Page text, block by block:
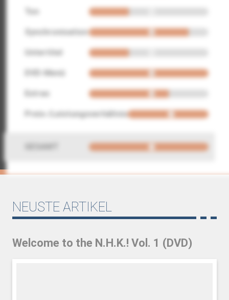
Ton
Synchronisation
Untertitel
DVD-Menü
Extras
Preis-/Leistungsverhältnis
NEUSTE ARTIKEL
Welcome to the N.H.K.! Vol. 1 (DVD)